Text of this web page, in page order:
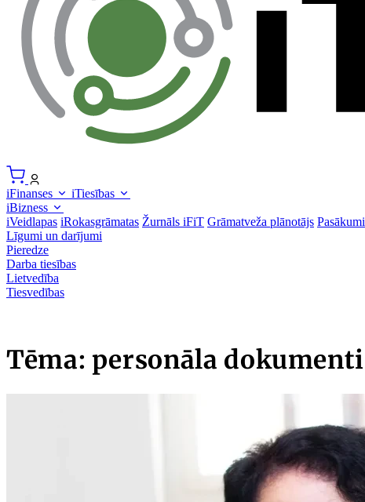
iFinanses
iTiesības
iBizness
iVeidlapas iRokasgrāmatas Žurnāls iFiT Grāmatveža plānotājs Pasākumi
Līgumi un darījumi
Pieredze
Darba tiesības
Lietvedība
Tiesvedības
Tēma: personāla dokumenti